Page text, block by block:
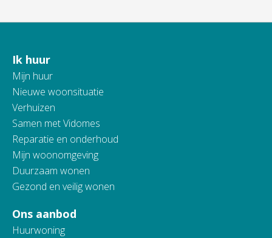
Contactinformatie
Ik huur
Mijn huur
Nieuwe woonsituatie
Verhuizen
Samen met Vidomes
Reparatie en onderhoud
Mijn woonomgeving
Duurzaam wonen
Gezond en veilig wonen
Ons aanbod
Huurwoning